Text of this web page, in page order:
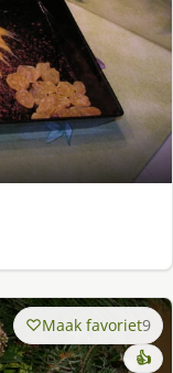
Maak favoriet9
👍